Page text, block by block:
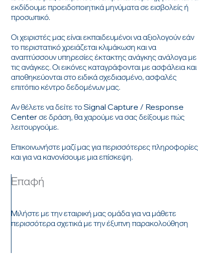
εκδίδουμε προειδοποιητικά μηνύματα σε εισβολείς ή
προσωπικό.
Οι χειριστές μας είναι εκπαιδευμένοι να αξιολογούν εάν
το περιστατικό χρειάζεται κλιμάκωση και να
αναπτύσσουν υπηρεσίες έκτακτης ανάγκης ανάλογα με
τις ανάγκες. Οι εικόνες καταγράφονται με ασφάλεια και
αποθηκεύονται στο ειδικά σχεδιασμένο, ασφαλές
επιτόπιο κέντρο δεδομένων μας.
Αν θέλετε να δείτε το Signal Capture / Response
Center σε δράση, θα χαρούμε να σας δείξουμε πώς
λειτουργούμε.
Επικοινωνήστε μαζί μας για περισσότερες πληροφορίες
και για να κανονίσουμε μια επίσκεψη.
Επαφή
Μιλήστε με την εταιρική μας ομάδα για να μάθετε
περισσότερα σχετικά με την έξυπνη παρακολούθηση